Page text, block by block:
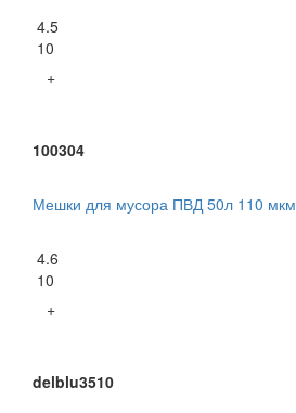
4.5
10
+
100304
Мешки для мусора ПВД 50л 110 мкм
4.6
10
+
delblu3510